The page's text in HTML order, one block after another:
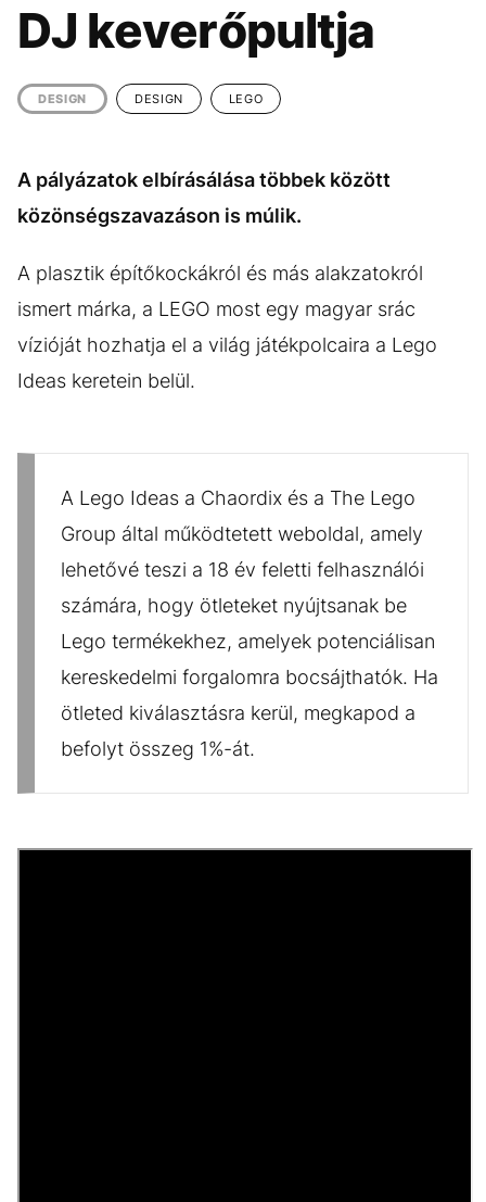
ÉLETMÓD DESIGN
BESZÉLGETÉSEK ARCOK
GASZTRO
DJ keverőpultja
DESIGN DESIGN LEGO
A pályázatok elbírásálása többek között
közönségszavazáson is múlik.
A plasztik építőkockákról és más alakzatokról
ismert márka, a LEGO most egy magyar srác
vízióját hozhatja el a világ játékpolcaira a Lego
Ideas keretein belül.
A Lego Ideas a Chaordix és a The Lego
Group által működtetett weboldal, amely
lehetővé teszi a 18 év feletti felhasználói
számára, hogy ötleteket nyújtsanak be
Lego termékekhez, amelyek potenciálisan
kereskedelmi forgalomra bocsájthatók. Ha
ötleted kiválasztásra kerül, megkapod a
befolyt összeg 1%-át.